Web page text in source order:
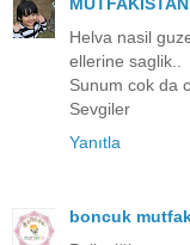
Helva nasil
ellerine saglik..
Sunum cok da
Sevgiler
Yanıtla
boncuk